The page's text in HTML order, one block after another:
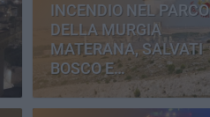
INCENDIO NEL PARCO
DELLA MURGIA
MATERANA, SALVATI
BOSCO E
CEMENTERIA